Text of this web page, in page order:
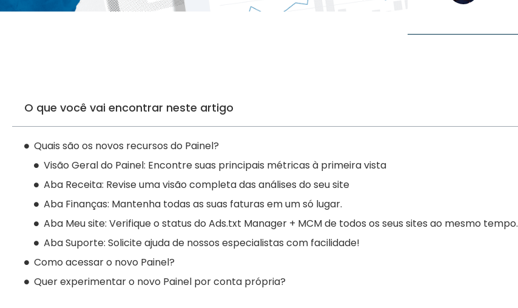
O que você vai encontrar neste artigo
Quais são os novos recursos do Painel?
Visão Geral do Painel: Encontre suas principais métricas à primeira vista
Aba Receita: Revise uma visão completa das análises do seu site
Aba Finanças: Mantenha todas as suas faturas em um só lugar.
Aba Meu site: Verifique o status do Ads.txt Manager + MCM de todos os seus sites ao mesmo tempo.
Aba Suporte: Solicite ajuda de nossos especialistas com facilidade!
Como acessar o novo Painel?
Quer experimentar o novo Painel por conta própria?